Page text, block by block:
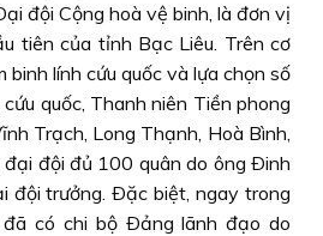
đội Cộng hoà vệ binh, là đơn vị
tiên của tỉnh Bạc Liêu. Trên cơ
binh lính cứu quốc và lựa chọn số
quốc, Thanh niên Tiền phong
Trạch, Long Thạnh, Hoà Bình,
đội đủ 100 quân do ông Ðinh
đội trưởng. Ðặc biệt, ngay trong
có chi bộ Ðảng lãnh đạo do